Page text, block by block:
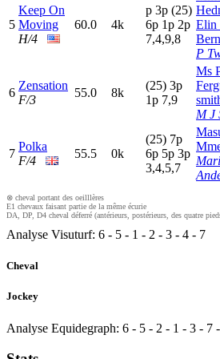
5
Keep On
Moving
H/4
60.0 4k
p 3p (25)
6p 1p 2p
7,4,9,8
Elin
P
6
Zensation
F/3
55.0 8k
(25) 3p
1p 7,9
Ms
M J
7
Polka
F/4
55.5 0k
(25) 7p
6p 5p 3p
3,4,5,7
⊗ cheval portant des oeilllères
E1 chevaux faisant partie de la même écurie
DA, DP, D4 cheval déferré (antérieurs, postérieurs, des quatre
Analyse Visuturf: 6 - 5 - 1 - 2 - 3 - 4 - 7
Cheval
Jockey
Analyse Equidegraph: 6 - 5 - 2 - 1 - 3 - 7 -